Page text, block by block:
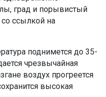
град и порывистый
со ссылкой на
поднимется до 35-
чрезвычайная
воздух прогреется
высокая